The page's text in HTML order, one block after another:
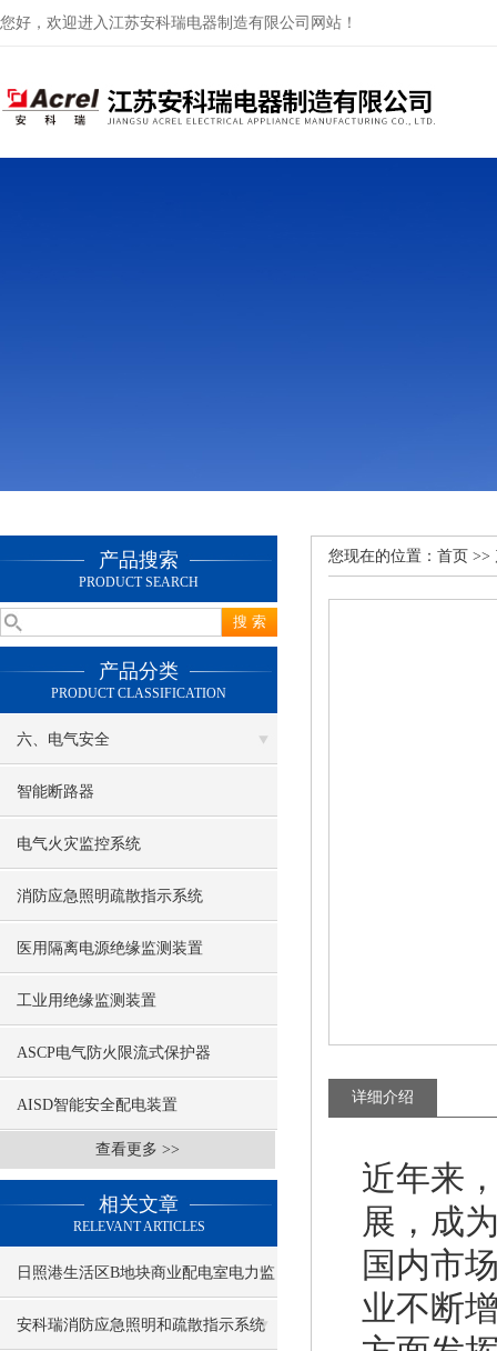
您好，欢迎进入江苏安科瑞电器制造有限公司网站！
产品搜索
PRODUCT SEARCH
产品分类
PRODUCT CLASSIFICATION
六、电气安全
智能断路器
电气火灾监控系统
消防应急照明疏散指示系统
医用隔离电源绝缘监测装置
工业用绝缘监测装置
ASCP电气防火限流式保护器
AISD智能安全配电装置
查看更多 >>
相关文章
RELEVANT ARTICLES
日照港生活区B地块商业配电室电力监
控系统的设计与应用
安科瑞消防应急照明和疏散指示系统
您现在的位置： 首页 >>
详细介绍
近年来
展，成
国内市
业不断